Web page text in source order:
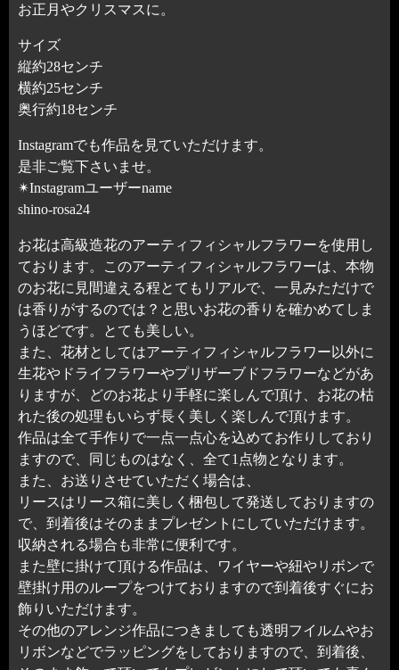
お正月やクリスマスに。
サイズ
縦約28センチ
横約25センチ
奥行約18センチ
Instagramでも作品を見ていただけます。
是非ご覧下さいませ。
✴︎Instagramユーザーname
shino-rosa24
お花は高級造花のアーティフィシャルフラワーを使用し
ております。このアーティフィシャルフラワーは、本物
のお花に見間違える程とてもリアルで、一見みただけで
は香りがするのでは？と思いお花の香りを確かめてしま
うほどです。とても美しい。
また、花材としてはアーティフィシャルフラワー以外に
生花やドライフラワーやプリザーブドフラワーなどがあ
りますが、どのお花より手軽に楽しんで頂け、お花の枯
れた後の処理もいらず長く美しく楽しんで頂けます。
作品は全て手作りで一点一点心を込めてお作りしており
ますので、同じものはなく、全て1点物となります。
また、お送りさせていただく場合は、
リースはリース箱に美しく梱包して発送しておりますの
で、到着後はそのままプレゼントにしていただけます。
収納される場合も非常に便利です。
また壁に掛けて頂ける作品は、ワイヤーや紐やリボンで
壁掛け用のループをつけておりますので到着後すぐにお
飾りいただけます。
その他のアレンジ作品につきましても透明フイルムやお
リボンなどでラッピングをしておりますので、到着後、